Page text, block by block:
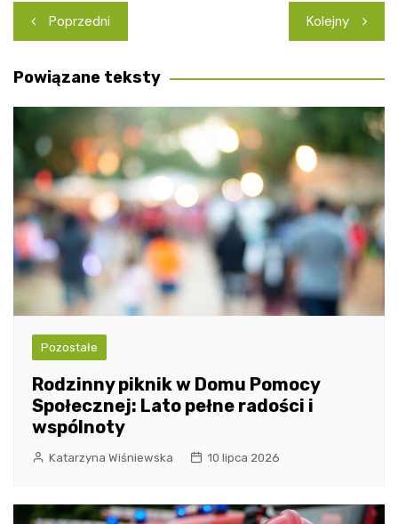
Nawigacja
wpisu
Poprzedni Kolejny
Powiązane teksty
Pozostałe
Rodzinny piknik w Domu Pomocy
Społecznej: Lato pełne radości i
wspólnoty
Katarzyna Wiśniewska 10 lipca 2026